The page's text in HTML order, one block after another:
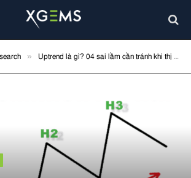
» Uptrend là gì? 04 sai lầm cần tránh khi thị trường Uptrend